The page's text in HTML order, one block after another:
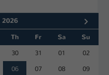
Th Fr Sa
Su
30 31 01 02
06 07 08 09
die Session-ID. So
Benutzer
werden und es wird ihm
Bereichen